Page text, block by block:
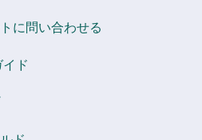
に問い合わせる
ド